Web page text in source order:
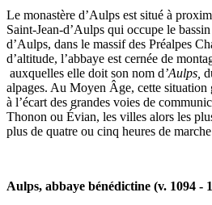
Le monastère d’Aulps est situé à
Saint-Jean-d’Aulps qui occupe le
d’Aulps, dans le massif des Préalpes
d’altitude, l’abbaye est cernée de
auxquelles elle doit son nom d’Aulps,
alpages. Au Moyen Âge, cette situation
à l’écart des grandes voies de
Thonon ou Évian, les villes alors les
plus de quatre ou cinq heures de
Aulps, abbaye bénédictine (v. 1094 -